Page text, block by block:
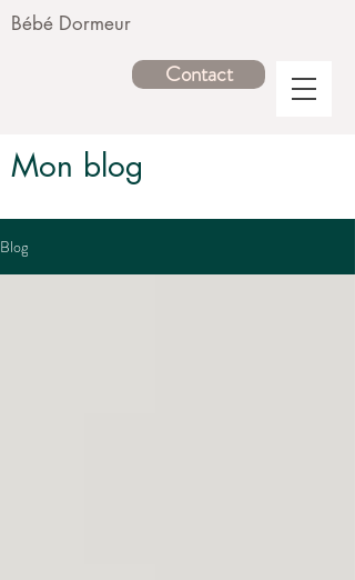
Bébé Dormeur
Contact
Mon blog
Blog